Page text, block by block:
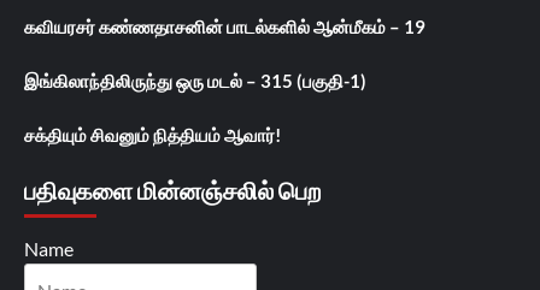
கவியரசர் கண்ணதாசனின் பாடல்களில் ஆன்மீகம் – 19
இங்கிலாந்திலிருந்து ஒரு மடல் – 315 (பகுதி-1)
சக்தியும் சிவனும் நித்தியம் ஆவார்!
பதிவுகளை மின்னஞ்சலில் பெற
Name